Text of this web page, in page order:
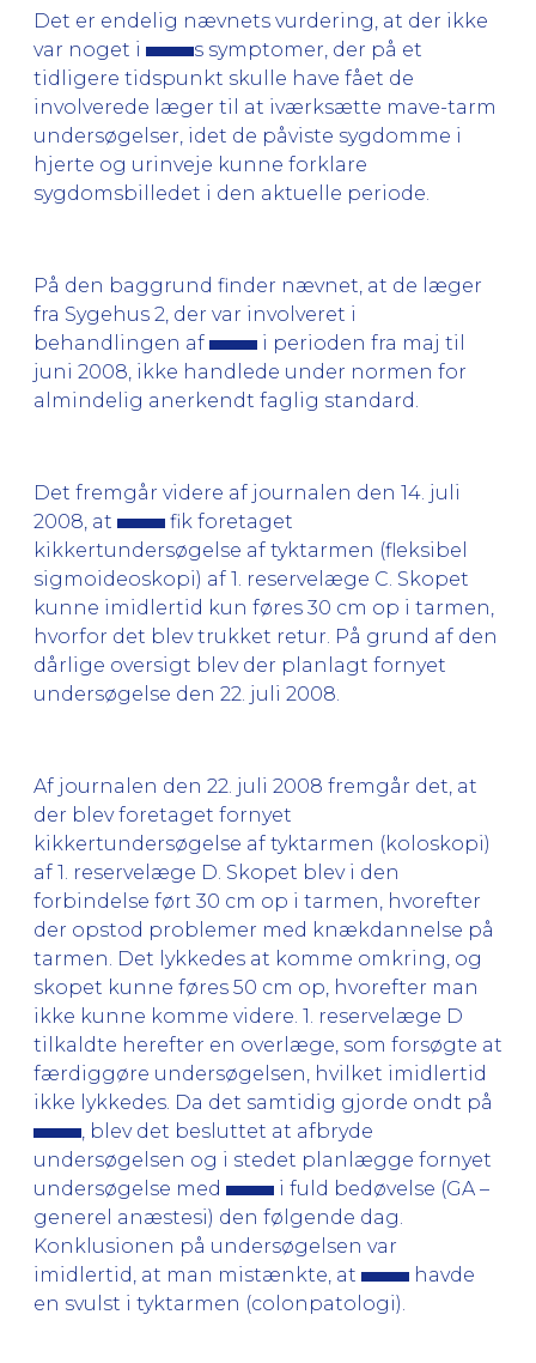
Det er endelig nævnets vurdering, at der ikke
var noget i
s symptomer, der på et
tidligere tidspunkt skulle have fået de
involverede læger til at iværksætte mave-tarm
undersøgelser, idet de påviste sygdomme i
hjerte og urinveje kunne forklare
sygdomsbilledet i den aktuelle periode.
På den baggrund finder nævnet, at de læger
fra Sygehus 2, der var involveret i
behandlingen af
i perioden fra maj til
juni 2008, ikke handlede under normen for
almindelig anerkendt faglig standard.
Det fremgår videre af journalen den 14. juli
2008, at
fik foretaget
kikkertundersøgelse af tyktarmen (fleksibel
sigmoideoskopi) af 1. reservelæge C. Skopet
kunne imidlertid kun føres 30 cm op i tarmen,
hvorfor det blev trukket retur. På grund af den
dårlige oversigt blev der planlagt fornyet
undersøgelse den 22. juli 2008.
Af journalen den 22. juli 2008 fremgår det, at
der blev foretaget fornyet
kikkertundersøgelse af tyktarmen (koloskopi)
af 1. reservelæge D. Skopet blev i den
forbindelse ført 30 cm op i tarmen, hvorefter
der opstod problemer med knækdannelse på
tarmen. Det lykkedes at komme omkring, og
skopet kunne føres 50 cm op, hvorefter man
ikke kunne komme videre. 1. reservelæge D
tilkaldte herefter en overlæge, som forsøgte at
færdiggøre undersøgelsen, hvilket imidlertid
ikke lykkedes. Da det samtidig gjorde ondt på
, blev det besluttet at afbryde
undersøgelsen og i stedet planlægge fornyet
undersøgelse med
i fuld bedøvelse (GA –
generel anæstesi) den følgende dag.
Konklusionen på undersøgelsen var
imidlertid, at man mistænkte, at
havde
en svulst i tyktarmen (colonpatologi).